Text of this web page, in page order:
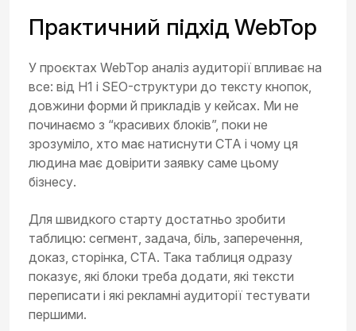
Практичний підхід WebTop
У проєктах WebTop аналіз аудиторії впливає на
все: від H1 і SEO-структури до тексту кнопок,
довжини форми й прикладів у кейсах. Ми не
починаємо з “красивих блоків”, поки не
зрозуміло, хто має натиснути CTA і чому ця
людина має довірити заявку саме цьому
бізнесу.
Для швидкого старту достатньо зробити
таблицю: сегмент, задача, біль, заперечення,
доказ, сторінка, CTA. Така таблиця одразу
показує, які блоки треба додати, які тексти
переписати і які рекламні аудиторії тестувати
першими.